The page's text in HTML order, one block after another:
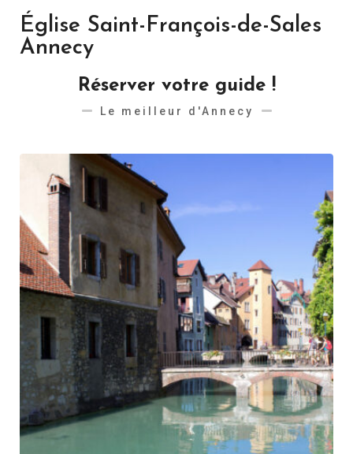
Église Saint-François-de-Sales
Annecy
Réserver votre guide !
Le meilleur d'Annecy